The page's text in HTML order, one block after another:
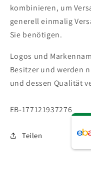
kombinieren, um
generell einmalig
Sie benötigen.
Logos und
Besitzer und werden
und dessen Qualität
SKU:
EB-177121937276
Teilen